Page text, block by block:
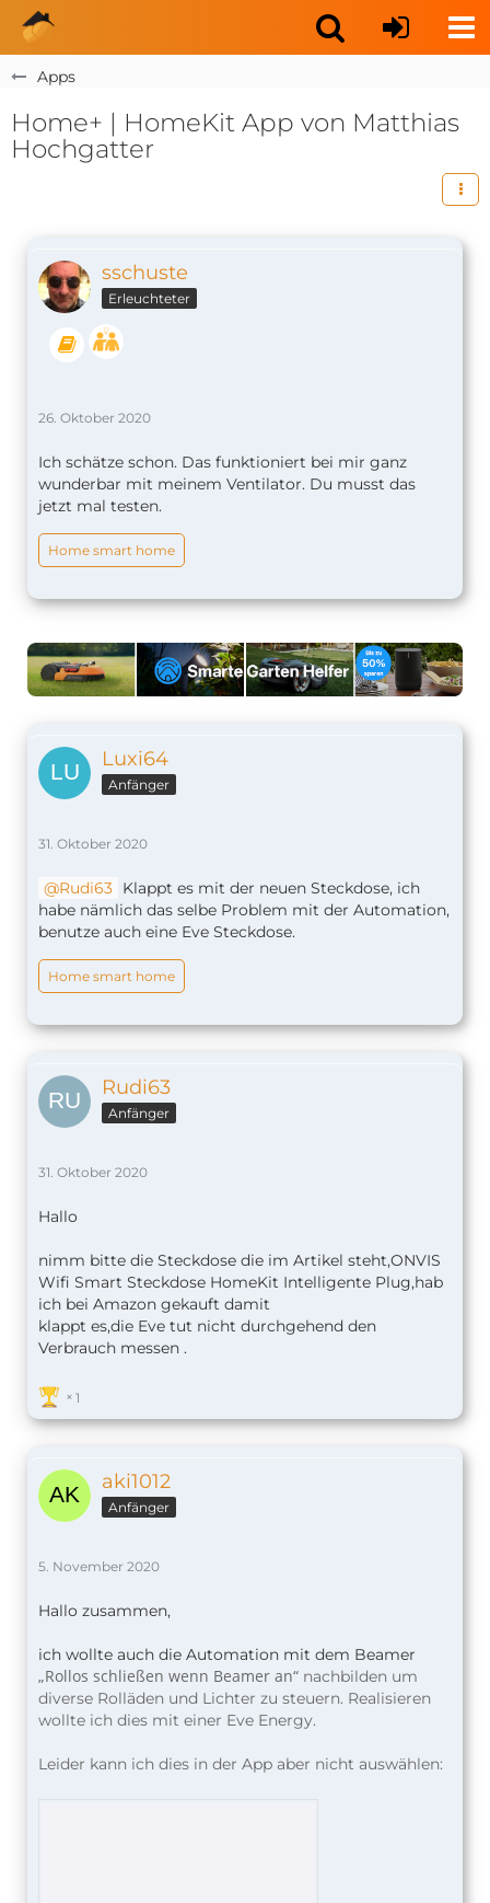
Apps
Home+ | HomeKit App von Matthias
Hochgatter
sschuste
Erleuchteter
26. Oktober 2020
Ich schätze schon. Das funktioniert bei mir ganz
wunderbar mit meinem Ventilator. Du musst das
jetzt mal testen.
Home smart home
Luxi64
Anfänger
31. Oktober 2020
Rudi63 Klappt es mit der neuen Steckdose, ich
habe nämlich das selbe Problem mit der Automation,
benutze auch eine Eve Steckdose.
Home smart home
Rudi63
Anfänger
31. Oktober 2020
Hallo
nimm bitte die Steckdose die im Artikel steht,ONVIS
Wifi Smart Steckdose HomeKit Intelligente Plug,hab
ich bei Amazon gekauft damit
klappt es,die Eve tut nicht durchgehend den
Verbrauch messen .
1
aki1012
Anfänger
5. November 2020
Hallo zusammen,
ich wollte auch die Automation mit dem Beamer
„Rollos schließen wenn Beamer an“ nachbilden um
diverse Rolläden und Lichter zu steuern. Realisieren
wollte ich dies mit einer Eve Energy.
Leider kann ich dies in der App aber nicht auswählen: